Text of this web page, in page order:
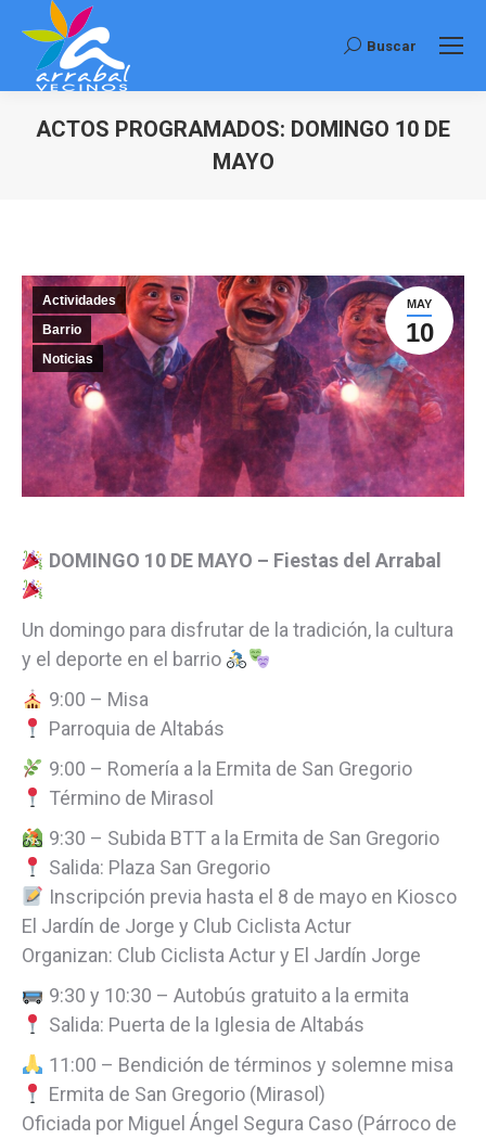
Buscar:
Buscar
ACTOS PROGRAMADOS: DOMINGO 10 DE
MAYO
MAY
10
Actividades
Barrio
Noticias
DOMINGO 10 DE MAYO – Fiestas del Arrabal
Un domingo para disfrutar de la tradición, la cultura
y el deporte en el barrio
9:00 – Misa
Parroquia de Altabás
9:00 – Romería a la Ermita de San Gregorio
Término de Mirasol
9:30 – Subida BTT a la Ermita de San Gregorio
Salida: Plaza San Gregorio
Inscripción previa hasta el 8 de mayo en Kiosco
El Jardín de Jorge y Club Ciclista Actur
Organizan: Club Ciclista Actur y El Jardín Jorge
9:30 y 10:30 – Autobús gratuito a la ermita
Salida: Puerta de la Iglesia de Altabás
11:00 – Bendición de términos y solemne misa
Ermita de San Gregorio (Mirasol)
Oficiada por Miguel Ángel Segura Caso (Párroco de